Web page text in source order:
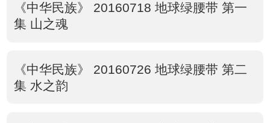
《中华民族》 20160718 地球绿腰带 第一
集 山之魂
《中华民族》 20160726 地球绿腰带 第二
集 水之韵